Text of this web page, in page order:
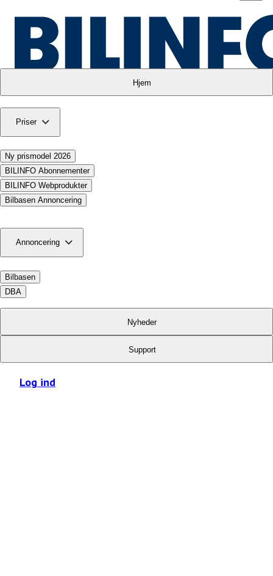
Hjem
Priser
Ny prismodel 2026
BILINFO Abonnementer
BILINFO Webprodukter
Bilbasen Annoncering
Annoncering
Bilbasen
DBA
Nyheder
Support
Log ind